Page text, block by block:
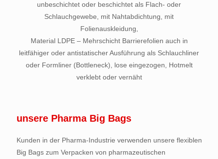
unbeschichtet oder beschichtet als Flach- oder
Schlauchgewebe, mit Nahtabdichtung, mit
Folienauskleidung,
Material LDPE – Mehrschicht Barrierefolien auch in
leitfähiger oder antistatischer Ausführung als Schlauchliner
oder Formliner (Bottleneck), lose eingezogen, Hotmelt
verklebt oder vernäht
unsere Pharma Big Bags
Kunden in der Pharma-Industrie verwenden unsere flexiblen
Big Bags zum Verpacken von pharmazeutischen